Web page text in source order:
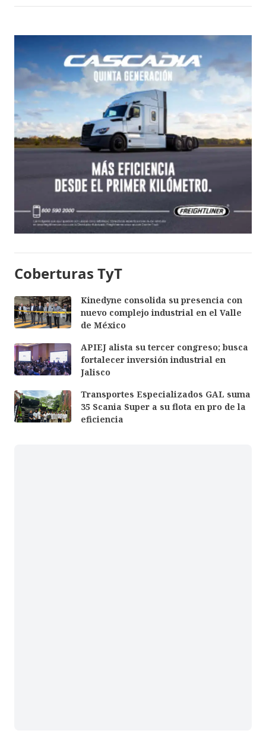
Coberturas TyT
Kinedyne consolida su presencia con
nuevo complejo industrial en el Valle
de México
APIEJ alista su tercer congreso; busca
fortalecer inversión industrial en
Jalisco
Transportes Especializados GAL suma
35 Scania Super a su flota en pro de la
eficiencia